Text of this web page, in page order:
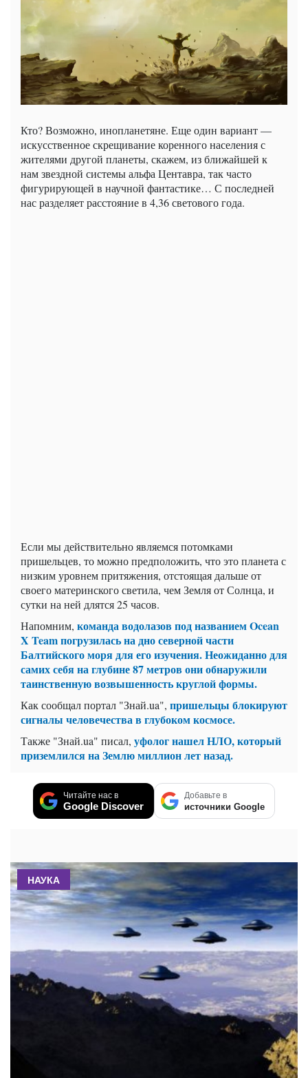
Кто? Возможно, инопланетяне. Еще один вариант —
искусственное скрещивание коренного населения с
жителями другой планеты, скажем, из ближайшей к
нам звездной системы альфа Центавра, так часто
фигурирующей в научной фантастике… С последней
нас разделяет расстояние в 4,36 светового года.
Если мы действительно являемся потомками
пришельцев, то можно предположить, что это планета с
низким уровнем притяжения, отстоящая дальше от
своего материнского светила, чем Земля от Солнца, и
сутки на ней длятся 25 часов.
Напомним, команда водолазов под названием Ocean
X Team погрузилась на дно северной части
Балтийского моря для его изучения. Неожиданно для
самих себя на глубине 87 метров они обнаружили
таинственную возвышенность круглой формы.
Как сообщал портал "Знай.ua", пришельцы блокируют
сигналы человечества в глубоком космосе.
Также "Знай.ua" писал, уфолог нашел НЛО, который
приземлился на Землю миллион лет назад.
Читайте нас в
Google Discover
Добавьте в
источники Google
НАУКА